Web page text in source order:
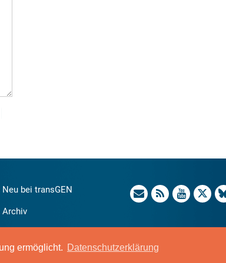
ermöglicht. Datenschutzerklärung
Neu bei transGEN
Archiv
Gene